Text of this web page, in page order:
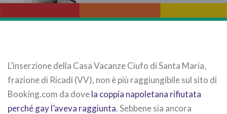
L’inserzione della Casa Vacanze Ciufo di Santa Maria,
frazione di Ricadi (VV), non è più raggiungibile sul sito di
Booking.com da dovela coppia napoletana rifiutata
perché gay l’aveva raggiunta. Sebbene sia ancora